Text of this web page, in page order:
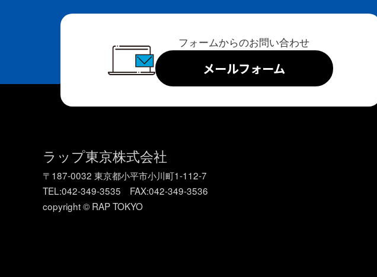
フォームからのお問い合わせ
メールフォーム
ラップ東京株式会社
〒187-0032 東京都小平市小川町1-112-7
TEL:042-349-3535 FAX:042-349-3536
copyright © RAP TOKYO